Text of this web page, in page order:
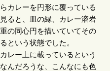
カレーを円形に覆っている
ると、皿の縁、カレー溶岩
の同心円を描いていてその
という状態でした。
レー上に載っているという
んだろうな、こんなにも色